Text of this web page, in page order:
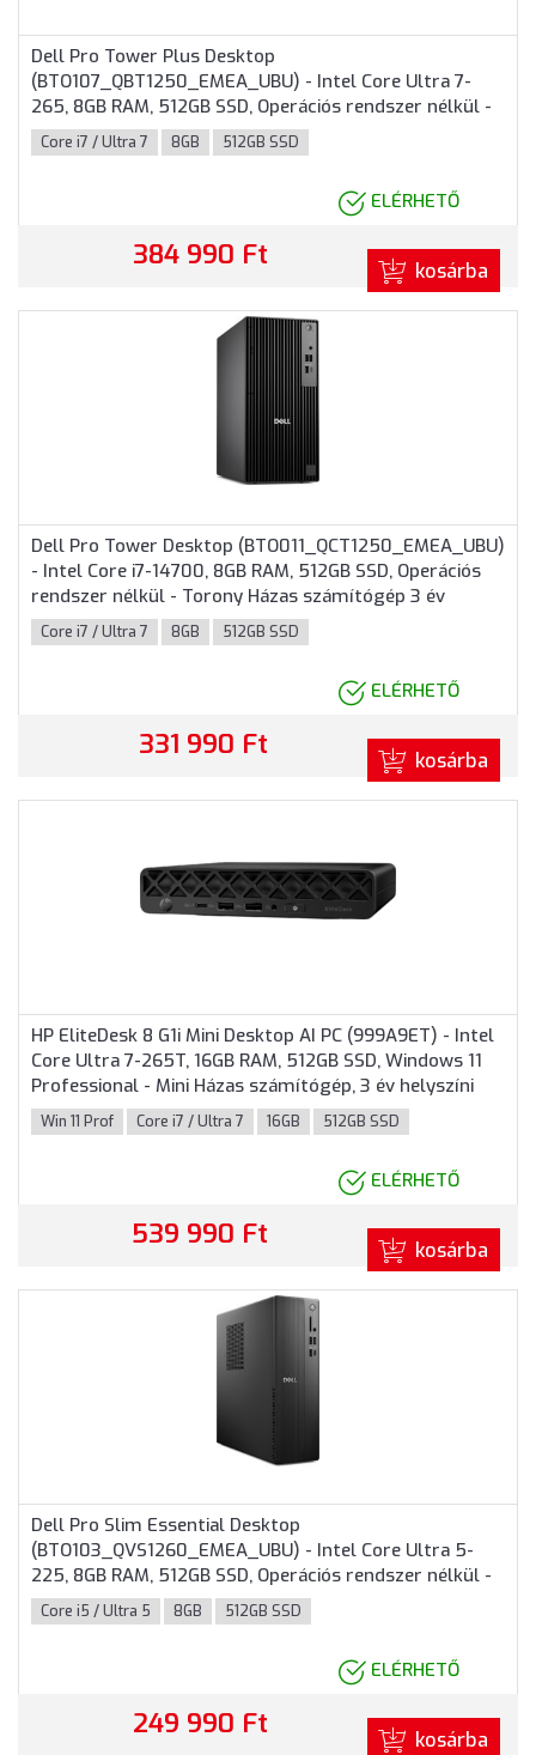
Dell Pro Tower Plus Desktop
(BTO107_QBT1250_EMEA_UBU) - Intel Core Ultra 7-
265, 8GB RAM, 512GB SSD, Operációs rendszer nélkül -
Torony Házas számítógép 3 év garanciával
Core i7 / Ultra 7 8GB 512GB SSD
ELÉRHETŐ
384 990 Ft kosárba
Dell Pro Tower Desktop (BTO011_QCT1250_EMEA_UBU)
- Intel Core i7-14700, 8GB RAM, 512GB SSD, Operációs
rendszer nélkül - Torony Házas számítógép 3 év
garanciával
Core i7 / Ultra 7 8GB 512GB SSD
ELÉRHETŐ
331 990 Ft kosárba
HP EliteDesk 8 G1i Mini Desktop AI PC (999A9ET) - Intel
Core Ultra 7-265T, 16GB RAM, 512GB SSD, Windows 11
Professional - Mini Házas számítógép, 3 év helyszíni
garancia
Win 11 Prof Core i7 / Ultra 7 16GB 512GB SSD
ELÉRHETŐ
539 990 Ft kosárba
Dell Pro Slim Essential Desktop
(BTO103_QVS1260_EMEA_UBU) - Intel Core Ultra 5-
225, 8GB RAM, 512GB SSD, Operációs rendszer nélkül -
SFF Házas számítógép 3 év garanciával
Core i5 / Ultra 5 8GB 512GB SSD
ELÉRHETŐ
249 990 Ft kosárba